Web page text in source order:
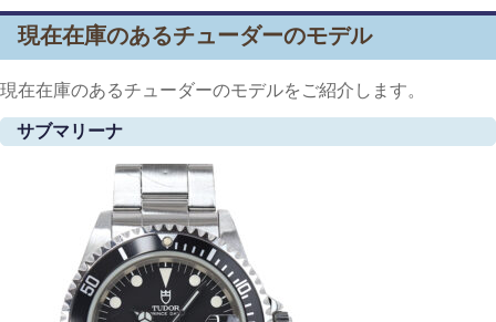
現在在庫のあるチューダーのモデル
現在在庫のあるチューダーのモデルをご紹介します。
サブマリーナ